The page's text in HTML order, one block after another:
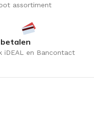
assortiment
iDEAL en Bancontact